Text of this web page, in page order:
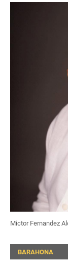
Mictor Fernandez
BARAHONA